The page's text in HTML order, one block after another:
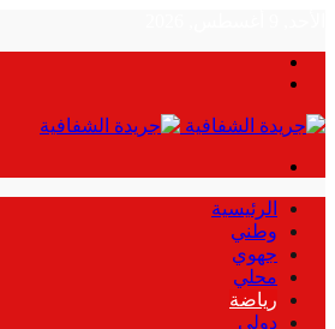
الرئيسية
وطني
جهوي
محلي
رياضة
دولي